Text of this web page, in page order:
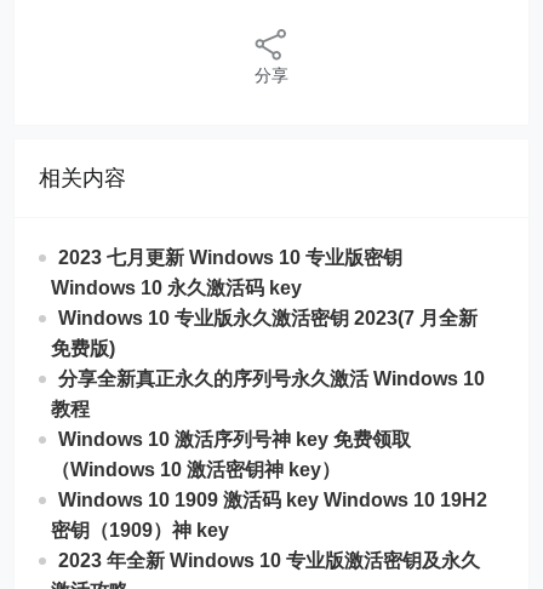
分享
相关内容
2023 七月更新 Windows 10 专业版密钥
Windows 10 永久激活码 key
Windows 10 专业版永久激活密钥 2023(7 月全新
免费版)
分享全新真正永久的序列号永久激活 Windows 10
教程
Windows 10 激活序列号神 key 免费领取
（Windows 10 激活密钥神 key）
Windows 10 1909 激活码 key Windows 10 19H2
密钥（1909）神 key
2023 年全新 Windows 10 专业版激活密钥及永久